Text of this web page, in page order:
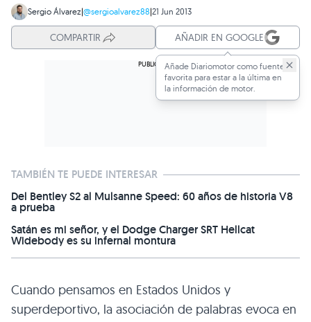
Sergio Álvarez|@sergioalvarez88|21 Jun 2013
COMPARTIR AÑADIR EN GOOGLE
Añade Diariomotor como fuente
favorita para estar a la última en
la información de motor.
TAMBIÉN TE PUEDE INTERESAR
Del Bentley S2 al Mulsanne Speed: 60 años de historia V8
a prueba
Satán es mi señor, y el Dodge Charger SRT Hellcat
Widebody es su infernal montura
Cuando pensamos en Estados Unidos y
superdeportivo, la asociación de palabras evoca en